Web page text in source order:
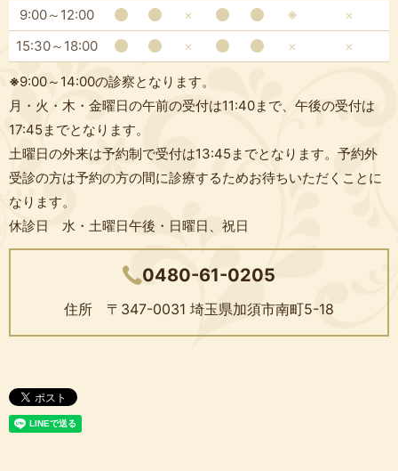
9:00～12:00
× ※
×
15:30～18:00
× × ×
※9:00～14:00の診察となります。
月・火・木・金曜日の午前の受付は11:40まで、午後の受付は
17:45までとなります。
土曜日の外来は予約制で受付は13:45までとなります。予約外
受診の方は予約の方の間に診療するためお待ちいただくことに
なります。
休診日 水・土曜日午後・日曜日、祝日
0480-61-0205
住所 〒347-0031 埼玉県加須市南町5-18